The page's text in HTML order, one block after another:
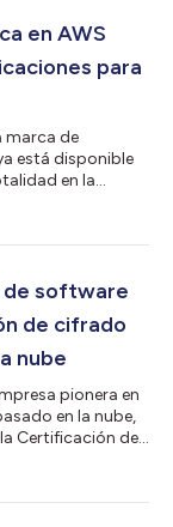
en AWS
para
marca de
está disponible
en la
de la
que las
de software
de cifrado
nube
pionera en
en la nube,
Certificación de
e Irlanda. Lo ha